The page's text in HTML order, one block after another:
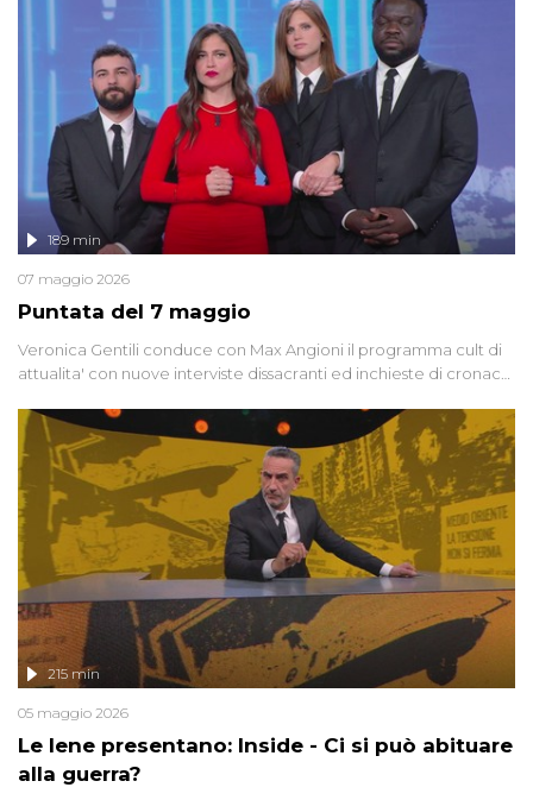
globali e del complottismo che negli ultimi anni hanno invaso
social network, talk show, piazze digitali e immaginario collettivo.
Puntata del 7 maggio
189 min
07 maggio 2026
Veronica Gentili conduce con Max Angioni il programma cult di
attualita' con nuove interviste dissacranti ed inchieste di cronaca
Le Iene presentano: Inside - Ci si può abituare
alla guerra?
215 min
05 maggio 2026